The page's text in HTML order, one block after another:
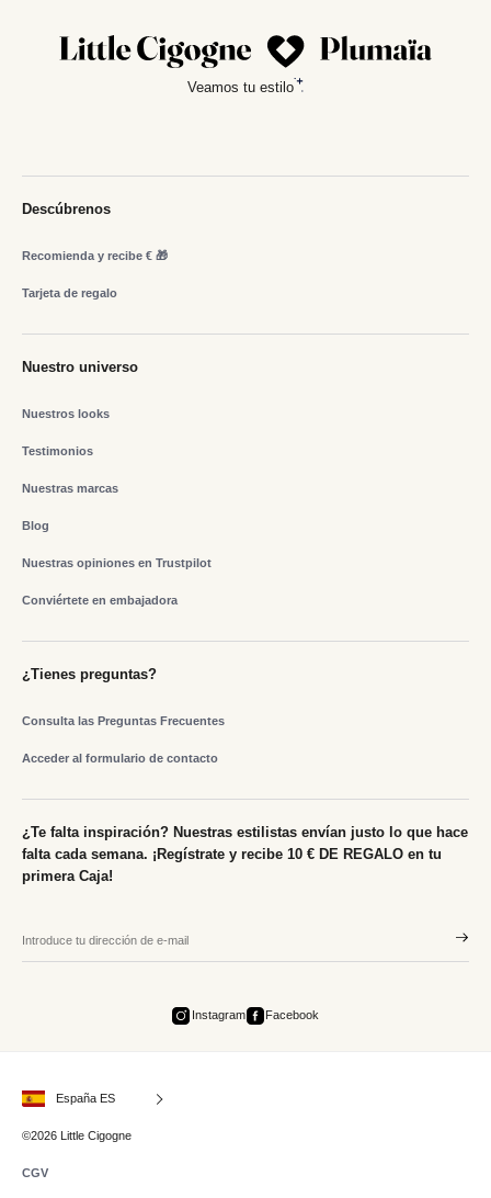
Veamos tu estilo
Descúbrenos
Recomienda y recibe € 🎁
Tarjeta de regalo
Nuestro universo
Nuestros looks
Testimonios
Nuestras marcas
Blog
Nuestras opiniones en Trustpilot
Conviértete en embajadora
¿Tienes preguntas?
Consulta las Preguntas Frecuentes
Acceder al formulario de contacto
¿Te falta inspiración? Nuestras estilistas envían justo lo que hace
falta cada semana. ¡Regístrate y recibe 10 € DE REGALO en tu
primera Caja!
Instagram Facebook
España ES
©2026 Little Cigogne
CGV